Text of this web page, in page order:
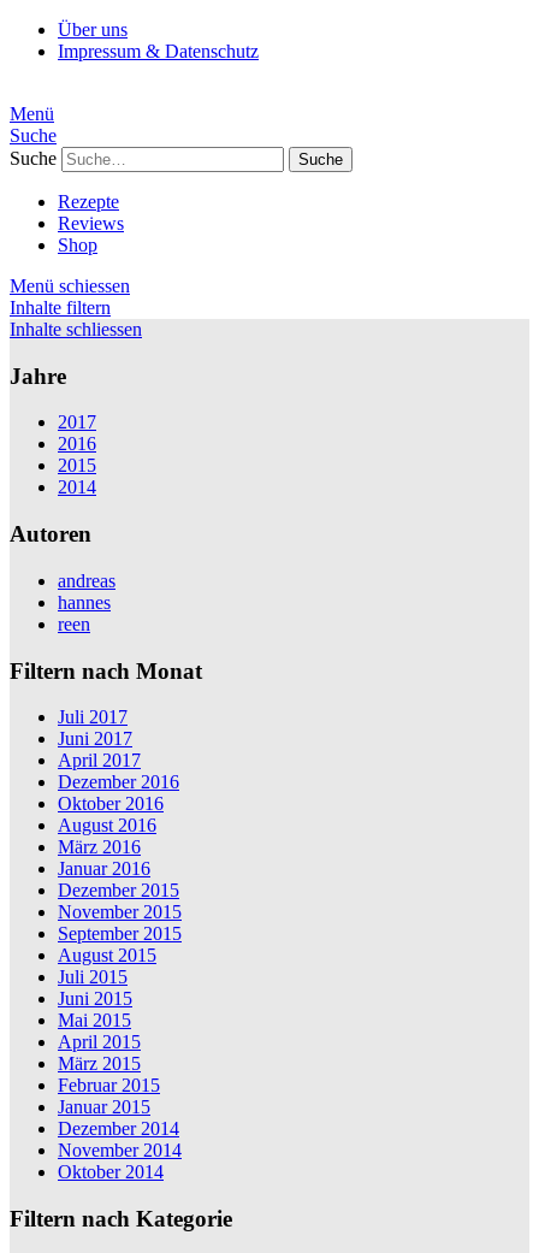
Über uns
Impressum & Datenschutz
Menü
Suche
Suche
Rezepte
Reviews
Shop
Menü schiessen
Inhalte filtern
Inhalte schliessen
Jahre
2017
2016
2015
2014
Autoren
andreas
hannes
reen
Filtern nach Monat
Juli 2017
Juni 2017
April 2017
Dezember 2016
Oktober 2016
August 2016
März 2016
Januar 2016
Dezember 2015
November 2015
September 2015
August 2015
Juli 2015
Juni 2015
Mai 2015
April 2015
März 2015
Februar 2015
Januar 2015
Dezember 2014
November 2014
Oktober 2014
Filtern nach Kategorie